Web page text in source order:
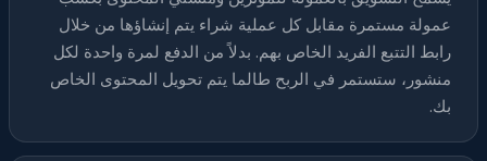
عمولة مستمرة مقابل كل عملية شراء يتم إنشاؤها من خلال
رابط التتبع الفريد الخاص بهم. بدلاً من الدفع لمرة واحدة لكل
منشور، ستستمر في الربح طالما يتم تحويل المحتوى الخاص
بك.